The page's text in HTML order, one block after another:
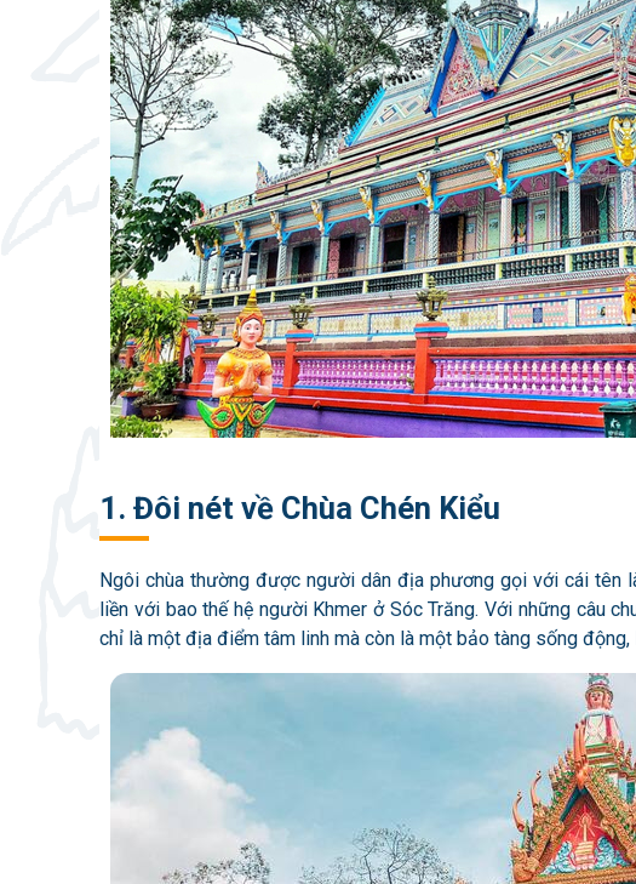
1. Đôi nét về Chùa Chén Kiểu
Ngôi chùa thường được người dân địa phương gọi với cái tên
liền với bao thế hệ người Khmer ở Sóc Trăng. Với những câu
chỉ là một địa điểm tâm linh mà còn là một bảo tàng sống